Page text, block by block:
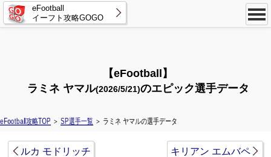
eFootball
イーフト攻略GOGO
【eFootball】
ラミネ ヤマル(2026/5/21)のエピック選手データ
eFootball攻略TOP ＞ SP選手一覧 ＞ ラミネ ヤマルの選手データ
ルカ モドリッチ キリアン エムバペ